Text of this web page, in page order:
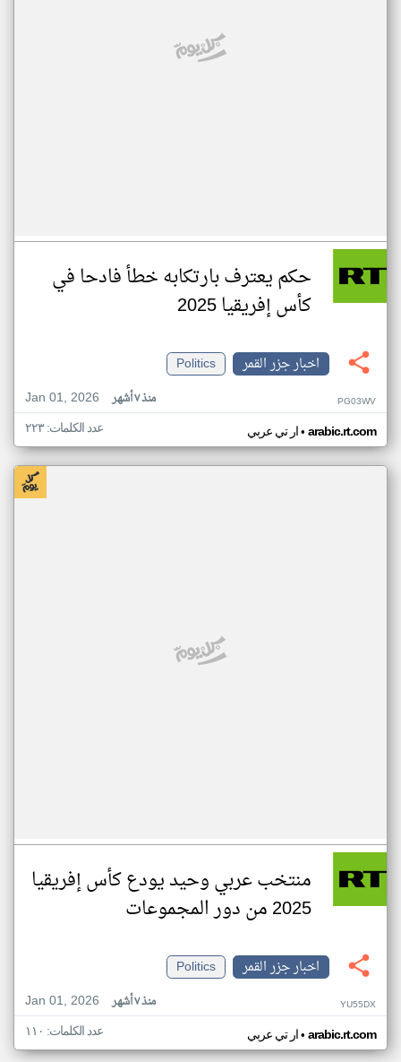
حكم يعترف بارتكابه خطأ فادحا في
كأس إفريقيا 2025
اخبار جزر القمر
Politics
Jan 01, 2026
منذ ٧ أشهر PG03WV
ار تي عربي• arabic.rt.com عدد الكلمات: ٢٢٣
منتخب عربي وحيد يودع كأس إفريقيا
2025 من دور المجموعات
اخبار جزر القمر
Politics
Jan 01, 2026
منذ ٧ أشهر YU55DX
ار تي عربي• arabic.rt.com عدد الكلمات: ١١٠